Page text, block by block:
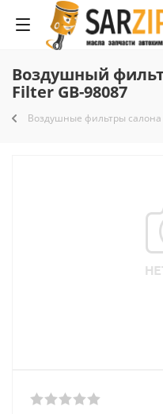
Воздушный
Filter GB-98087
Воздушные фильтры салона